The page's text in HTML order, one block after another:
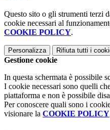
Questo sito o gli strumenti terzi
cookie necessari al
COOKIE POLICY.
Personalizza Rifiuta tutti i
Gestione cookie
In questa schermata è possibile
I cookie necessari sono quelli
piattaforma e non è possibile
Per conoscere quali sono i
visionare la COOKIE POLICY